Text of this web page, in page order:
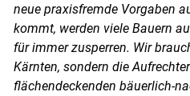
Skip to
neue praxisfremde Vorgaben
kommt, werden viele Bauern
für immer zusperren. Wir
Kärnten, sondern die
flächendeckenden bäuerlich-